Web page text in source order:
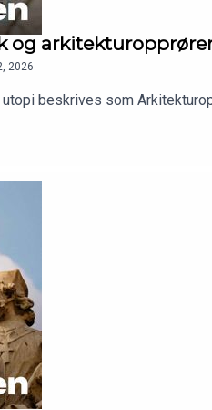
og
2026
beskrives som